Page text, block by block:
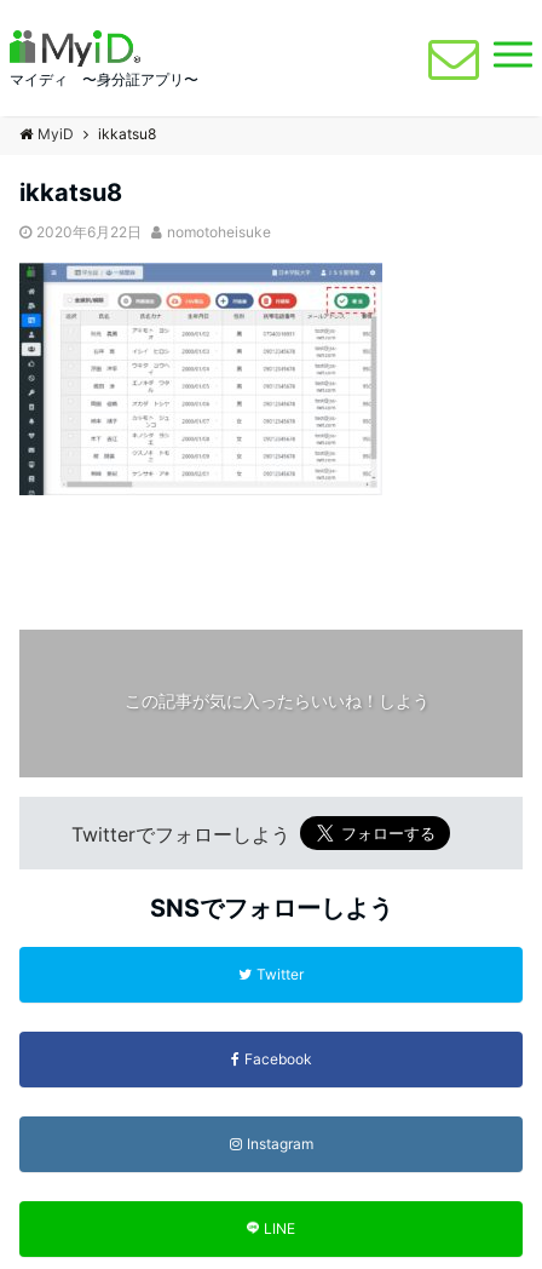
マイディ 〜身分証アプリ〜
MyiD ikkatsu8
ikkatsu8
2020年6月22日 nomotoheisuke
この記事が気に入ったらいいね！しよう
Twitterでフォローしよう
SNSでフォローしよう
Twitter
Facebook
Instagram
LINE